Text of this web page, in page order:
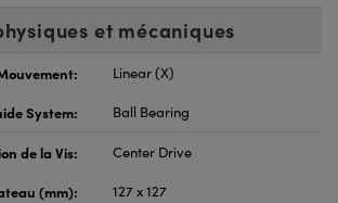
et mécaniques
Linear (X)
System:
Ball Bearing
de la Vis:
Center Drive
(mm):
127 x 127